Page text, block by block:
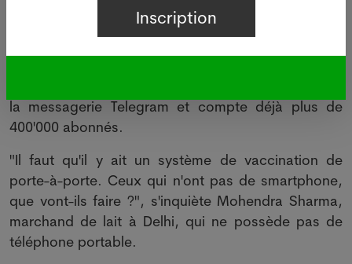
la messagerie Telegram et compte déjà plus de
400'000 abonnés.
"Il faut qu'il y ait un système de vaccination de
porte-à-porte. Ceux qui n'ont pas de smartphone,
que vont-ils faire ?", s'inquiète Mohendra Sharma,
marchand de lait à Delhi, qui ne possède pas de
téléphone portable.